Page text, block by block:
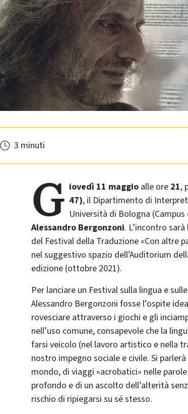
3 minuti
G iovedì 11 maggio alle ore 21,
47), il Dipartimento di
Università di Bologna
Alessandro Bergonzoni. L’incontro
del Festival della Traduzione «Con altre
nel suggestivo spazio dell’Auditorium
edizione (ottobre 2021).
Per lanciare un Festival sulla lingua e
Alessandro Bergonzoni fosse l’ospite
rovesciare attraverso i giochi e gli
nell’uso comune, consapevole che la
farsi veicolo (nel lavoro artistico e nella
nostro impegno sociale e civile. Si
mondo, di viaggi «acrobatici» nelle
profondo e di un ascolto dell’alterità
rischio di ripiegarsi su sé stesso.